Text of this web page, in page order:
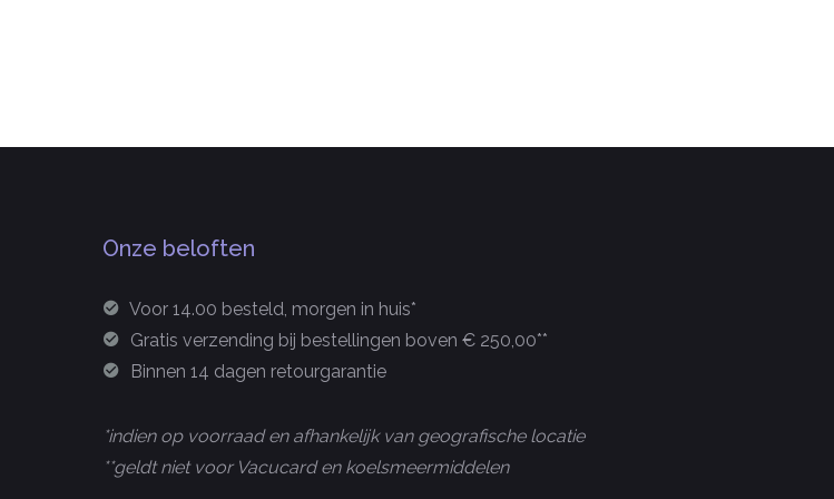
Onze beloften
Voor 14.00 besteld, morgen in huis*
Gratis verzending bij bestellingen boven € 250,00**
Binnen 14 dagen retourgarantie
*indien op voorraad en afhankelijk van geografische locatie
**geldt niet voor Vacucard en koelsmeermiddelen